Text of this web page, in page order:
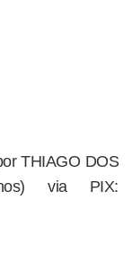
THIAGO DOS
via PIX: